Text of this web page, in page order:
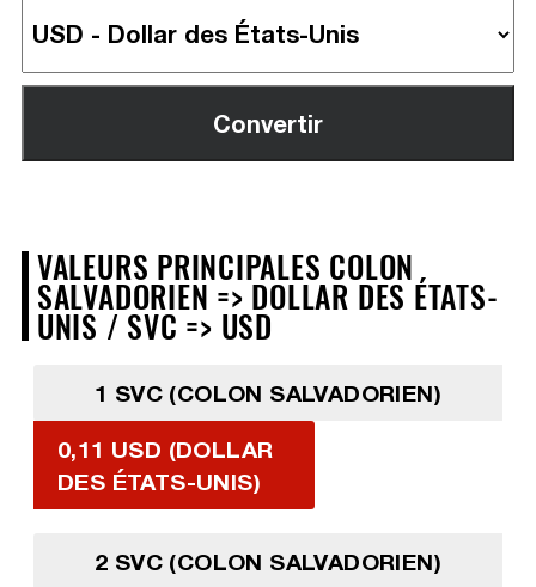
VALEURS PRINCIPALES COLON
SALVADORIEN => DOLLAR DES ÉTATS-
UNIS / SVC => USD
1 SVC (COLON SALVADORIEN)
0,11 USD (DOLLAR
DES ÉTATS-UNIS)
2 SVC (COLON SALVADORIEN)